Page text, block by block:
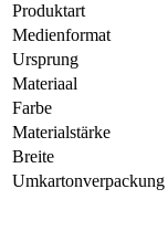
Produktart
Medienformat
Ursprung
Materiaal
Farbe
Materialstärke
Breite
Umkartonverpackung